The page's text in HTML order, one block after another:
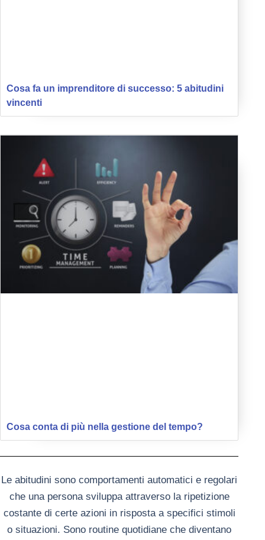
Cosa fa un imprenditore di successo: 5 abitudini
vincenti
Cosa conta di più nella gestione del tempo?
Le abitudini sono comportamenti automatici e regolari
che una persona sviluppa attraverso la ripetizione
costante di certe azioni in risposta a specifici stimoli
o situazioni. Sono routine quotidiane che diventano